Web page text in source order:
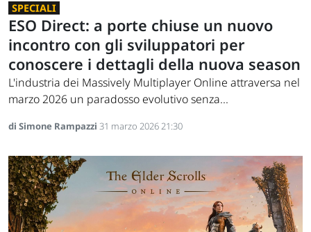
SPECIALI
ESO Direct: a porte chiuse un nuovo
incontro con gli sviluppatori per
conoscere i dettagli della nuova season
L'industria dei Massively Multiplayer Online attraversa nel
marzo 2026 un paradosso evolutivo senza...
di Simone Rampazzi 31 marzo 2026 21:30